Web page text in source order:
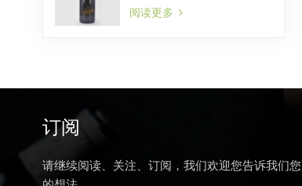
阅读更多
订阅
请继续阅读、关注、订阅，我们欢迎您告诉我们您